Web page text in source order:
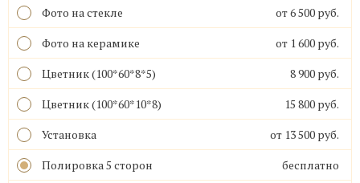
Фото на стекле
от 6 500 руб.
Фото на керамике
от 1 600 руб.
Цветник (100*60*8*5)
8 900 руб.
Цветник (100*60*10*8)
15 800 руб.
Установка
от 13 500 руб.
Полировка 5 сторон
бесплатно